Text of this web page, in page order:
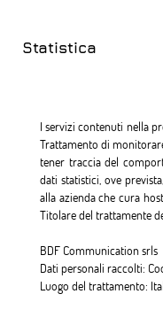
Statistica
I servizi contenuti nella
Trattamento di
tener traccia del
dati statistici, ove
alla azienda che cura
Titolare del trattamente
BDF Communication srls
Dati personali raccolti:
Luogo del trattamento: